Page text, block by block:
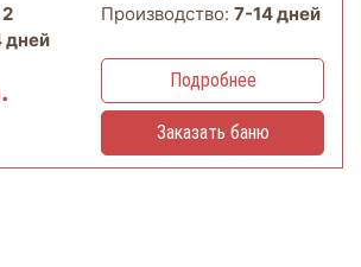
2 Производство: 7-14 дней
дней
Подробнее
Заказать баню